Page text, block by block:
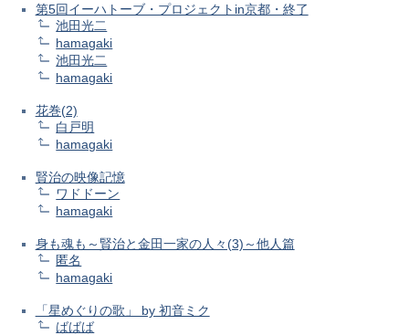
第5回イーハトーブ・プロジェクトin京都・終了
池田光二
hamagaki
池田光二
hamagaki
花巻(2)
白戸明
hamagaki
賢治の映像記憶
ワドドーン
hamagaki
身も魂も～賢治と金田一家の人々(3)～他人篇
匿名
hamagaki
「星めぐりの歌」 by 初音ミク
ばばば